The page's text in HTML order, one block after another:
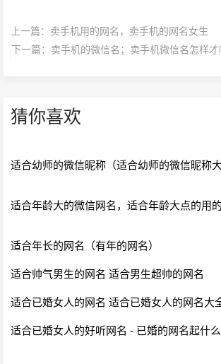
上一篇： 卖手机用的网名，卖手机的网名女生
下一篇： 卖手机的微信名；卖手机微信名怎样才
猜你喜欢
适合幼师的微信昵称（适合幼师的微信昵称大
适合年龄大的微信网名，适合年龄大点的用
适合年长的网名（有年的网名）
适合帅气男生的网名 适合男生超帅的网名
适合已婚女人的网名 适合已婚女人的网名大
适合已婚女人的好听网名 - 已婚的网名起什